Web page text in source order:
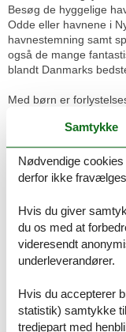
Besøg de hyggelige
Odde eller havnene i
havnestemning samt
også de mange
blandt Danmarks
Med børn er
køreafstand ligger
forskellige kulturelle
minutters kørsel til
hovedstadens mange
dagsudflugt.
Indretning
Sommerhuset egner
og er bygget i 1969. I
energivenlig luft til luft
Frysekapacitet på 50
Samtykke
Nødvendige
derfor ikke
Hvis du giver
du os med at
videresendt
underleverandører.
Hvis du accepterer
statistik) samtykke
tredjepart med